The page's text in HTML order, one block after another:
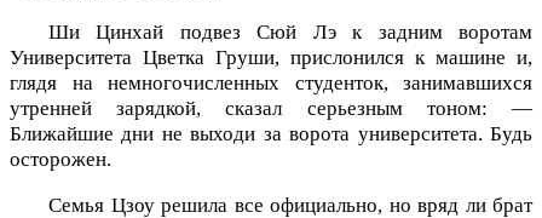
Ши Цинхай подвез Сюй Лэ к задним воротам
Университета Цветка Груши, прислонился к машине и,
глядя на немногочисленных студенток, занимавшихся
утренней зарядкой, сказал серьезным тоном: —
Ближайшие дни не выходи за ворота университета. Будь
осторожен.
Семья Цзоу решила все официально, но вряд ли брат